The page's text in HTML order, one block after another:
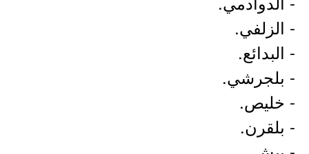
- الزلفي.
- البدائع.
- بلجرشي.
- خليص.
- بلقرن.